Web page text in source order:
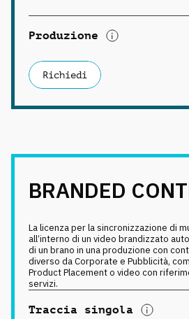
Produzione
Richiedi
BRANDED
La licenza per la sincronizzazione di
all‘interno di un video brandizzato
di un brano in una produzione con
diverso da Corporate e Pubblicità,
Product Placement o video con
servizi.
Traccia singola